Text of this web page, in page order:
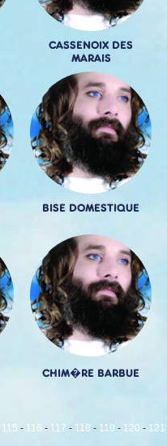
CASSENOIX DES
MARAIS
BISE DOMESTIQUE
CHIM�RE BARBUE
115 - 116 - 117 - 118 - 119 - 120 - 121